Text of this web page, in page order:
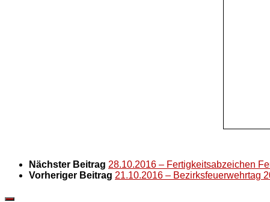
Nächster Beitrag 28.10.2016 – Fertigkeitsabzeichen
Vorheriger Beitrag 21.10.2016 – Bezirksfeuerwehrtag